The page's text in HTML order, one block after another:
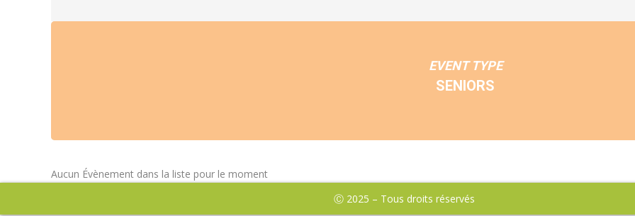
EVENT TYPE
SENIORS
Aucun Évènement dans la liste pour le moment
Ⓒ 2025 – Tous droits réservés